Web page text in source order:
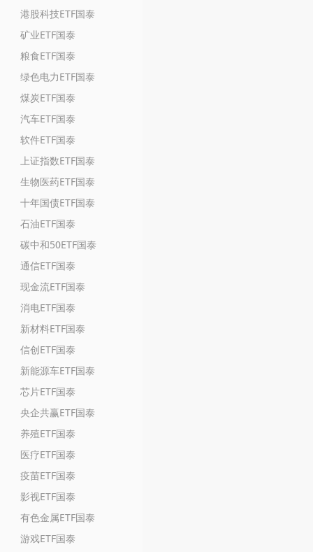
港股科技ETF国泰
矿业ETF国泰
粮食ETF国泰
绿色电力ETF国泰
煤炭ETF国泰
汽车ETF国泰
软件ETF国泰
上证指数ETF国泰
生物医药ETF国泰
十年国债ETF国泰
石油ETF国泰
碳中和50ETF国泰
通信ETF国泰
现金流ETF国泰
消电ETF国泰
新材料ETF国泰
信创ETF国泰
新能源车ETF国泰
芯片ETF国泰
央企共赢ETF国泰
养殖ETF国泰
医疗ETF国泰
疫苗ETF国泰
影视ETF国泰
有色金属ETF国泰
游戏ETF国泰